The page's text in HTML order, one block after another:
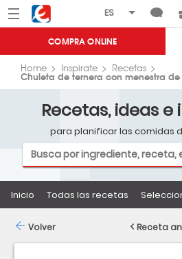
Menú Eroski
COMPRA ONLINE
Home Inspirate Recetas
Chuleta de ternera con menestra
Recetas, ideas
para planificar las comidas
Inicio Todas las recetas
Volver Receta